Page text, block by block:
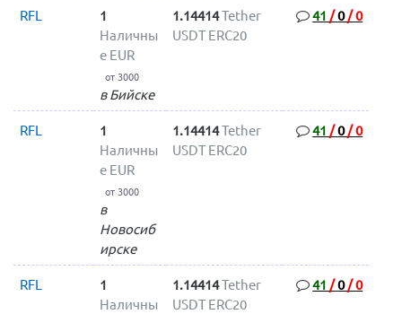
RFL
1
Наличны
е EUR
от 3000
в Бийске
1.14414Tether
USDT ERC20
41 /0/0
RFL
1
Наличны
е EUR
от 3000
в
Новосиб
ирске
1.14414Tether
USDT ERC20
41 /0/0
RFL
1
Наличны
1.14414Tether
USDT ERC20
41 /0/0